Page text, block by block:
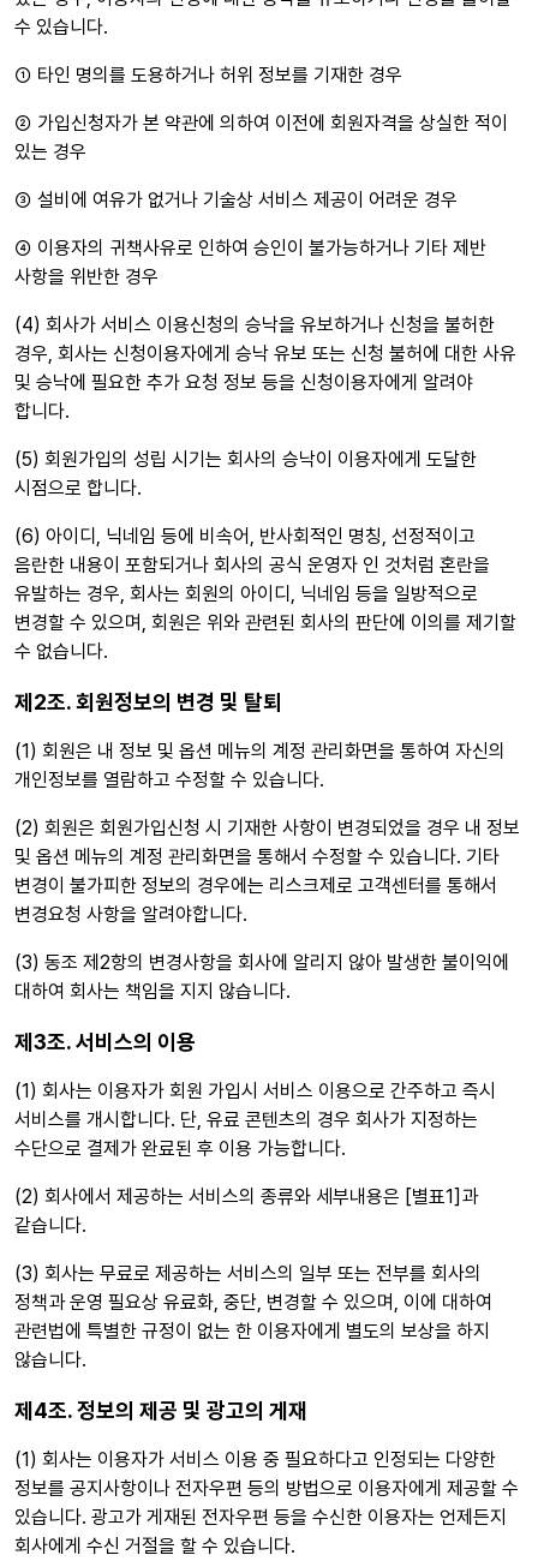
수 있습니다.
① 타인 명의를 도용하거나 허위 정보를 기재한 경우
② 가입신청자가 본 약관에 의하여 이전에 회원자격을 상실한 적이
있는 경우
③ 설비에 여유가 없거나 기술상 서비스 제공이 어려운 경우
④ 이용자의 귀책사유로 인하여 승인이 불가능하거나 기타 제반
사항을 위반한 경우
(4) 회사가 서비스 이용신청의 승낙을 유보하거나 신청을 불허한
경우, 회사는 신청이용자에게 승낙 유보 또는 신청 불허에 대한 사유
및 승낙에 필요한 추가 요청 정보 등을 신청이용자에게 알려야
합니다.
(5) 회원가입의 성립 시기는 회사의 승낙이 이용자에게 도달한
시점으로 합니다.
(6) 아이디, 닉네임 등에 비속어, 반사회적인 명칭, 선정적이고
음란한 내용이 포함되거나 회사의 공식 운영자 인 것처럼 혼란을
유발하는 경우, 회사는 회원의 아이디, 닉네임 등을 일방적으로
변경할 수 있으며, 회원은 위와 관련된 회사의 판단에 이의를 제기할
수 없습니다.
제2조. 회원정보의 변경 및 탈퇴
(1) 회원은 내 정보 및 옵션 메뉴의 계정 관리화면을 통하여 자신의
개인정보를 열람하고 수정할 수 있습니다.
(2) 회원은 회원가입신청 시 기재한 사항이 변경되었을 경우 내 정보
및 옵션 메뉴의 계정 관리화면을 통해서 수정할 수 있습니다. 기타
변경이 불가피한 정보의 경우에는 리스크제로 고객센터를 통해서
변경요청 사항을 알려야합니다.
(3) 동조 제2항의 변경사항을 회사에 알리지 않아 발생한 불이익에
대하여 회사는 책임을 지지 않습니다.
제3조. 서비스의 이용
(1) 회사는 이용자가 회원 가입시 서비스 이용으로 간주하고 즉시
서비스를 개시합니다. 단, 유료 콘텐츠의 경우 회사가 지정하는
수단으로 결제가 완료된 후 이용 가능합니다.
(2) 회사에서 제공하는 서비스의 종류와 세부내용은 [별표1]과
같습니다.
(3) 회사는 무료로 제공하는 서비스의 일부 또는 전부를 회사의
정책과 운영 필요상 유료화, 중단, 변경할 수 있으며, 이에 대하여
관련법에 특별한 규정이 없는 한 이용자에게 별도의 보상을 하지
않습니다.
제4조. 정보의 제공 및 광고의 게재
(1) 회사는 이용자가 서비스 이용 중 필요하다고 인정되는 다양한
정보를 공지사항이나 전자우편 등의 방법으로 이용자에게 제공할 수
있습니다. 광고가 게재된 전자우편 등을 수신한 이용자는 언제든지
회사에게 수신 거절을 할 수 있습니다.